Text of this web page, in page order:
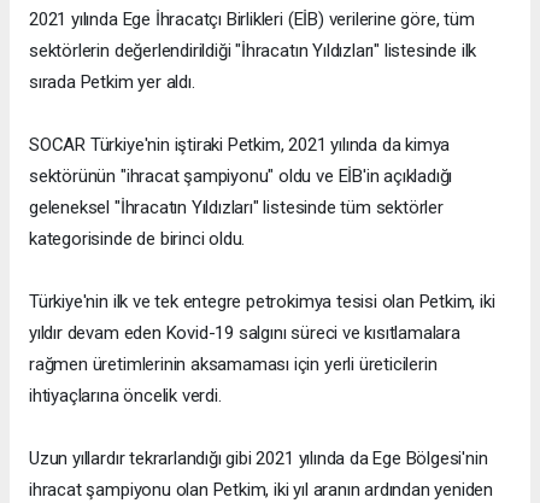
2021 yılında Ege İhracatçı Birlikleri (EİB) verilerine göre, tüm
sektörlerin değerlendirildiği "İhracatın Yıldızları" listesinde ilk
sırada Petkim yer aldı.
SOCAR Türkiye'nin iştiraki Petkim, 2021 yılında da kimya
sektörünün "ihracat şampiyonu" oldu ve EİB'in açıkladığı
geleneksel "İhracatın Yıldızları" listesinde tüm sektörler
kategorisinde de birinci oldu.
Türkiye'nin ilk ve tek entegre petrokimya tesisi olan Petkim, iki
yıldır devam eden Kovid-19 salgını süreci ve kısıtlamalara
rağmen üretimlerinin aksamaması için yerli üreticilerin
ihtiyaçlarına öncelik verdi.
Uzun yıllardır tekrarlandığı gibi 2021 yılında da Ege Bölgesi'nin
ihracat şampiyonu olan Petkim, iki yıl aranın ardından yeniden